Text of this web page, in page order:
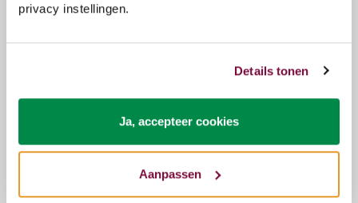
privacy instellingen.
Details tonen
Ja, accepteer cookies
Aanpassen
het modelformulier voor herroeping.
6. In geval van een duurtransactie is de bepaling in
het vorige lid slechts van toepassing op de eerste
Artikel 6 - Herroepingsrecht